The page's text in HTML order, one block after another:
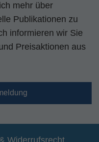
mehr über
Publikationen zu
informieren wir Sie
Preisaktionen aus
Widerrufsrecht